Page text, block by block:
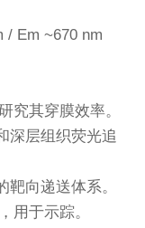
/ Em ~670 nm
究其穿膜效率。
深层组织荧光追
向递送体系。
用于示踪。